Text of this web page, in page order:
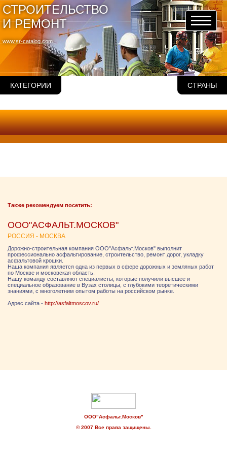
www.sr-catalog.com
СТРОИТЕЛЬСТВО
И РЕМОНТ
КАТЕГОРИИ СТРАНЫ
Также рекомендуем посетить:
ООО"АСФАЛЬТ.МОСКОВ"
РОССИЯ - МОСКВА
Дорожно-строительная компания ООО"Асфальт.Москов" выполнит
профессионально асфальтирование, строительство, ремонт дорог, укладку
асфальтовой крошки.
Наша компания является одна из первых в сфере дорожных и земляных работ
по Москве и московская область.
Нашу команду составляют специалисты, которые получили высшее и
специальное образование в Вузах столицы, с глубокими теоретическими
знаниями, с многолетним опытом работы на российском рынке.
Адрес сайта - http://asfaltmoscov.ru/
ООО"Асфальт.Москов"
© 2007 Все права защищены.